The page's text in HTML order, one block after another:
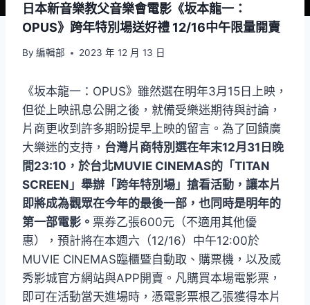
日本新音樂教父音樂會電影《坂本龍一：
OPUS》跨年特別場送好禮 12/16中午限量開賣
By 編輯部 2023 年 12 月 13 日
《坂本龍一：OPUS》雖然選在明年3月15日上映，
但從上映訊息公開之後，就備受樂迷期待與討論，
片商更收到許多期盼提早上映的留言。為了回饋廣
大樂迷的支持， 台灣片商特別選在年末12月31日晚
間23:10，於台北MUVIE CINEMAS的「TITAN
SCREEN」舉辦「跨年特別場」搶看活動，讓本片
即將成為觀眾在今年的最後一部，也同時是明年的
第一部電影。 票券乙張600元（不適用其他優
惠），預計將在本週六（12/16）中午12:00於
MUVIE CINEMAS臨櫃暨自動取、購票機，以及威
秀影城官方網站與APP開賣。凡購買本場電影票，
即可在活動當天進場時，憑電影票根乙張獲得本片